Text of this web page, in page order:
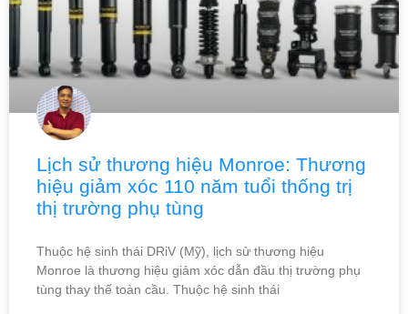
Lịch sử thương hiệu Monroe: Thương
hiệu giảm xóc 110 năm tuổi thống trị
thị trường phụ tùng
Thuộc hệ sinh thái DRiV (Mỹ), lịch sử thương hiệu
Monroe là thương hiệu giảm xóc dẫn đầu thị trường phụ
tùng thay thế toàn cầu. Thuộc hệ sinh thái